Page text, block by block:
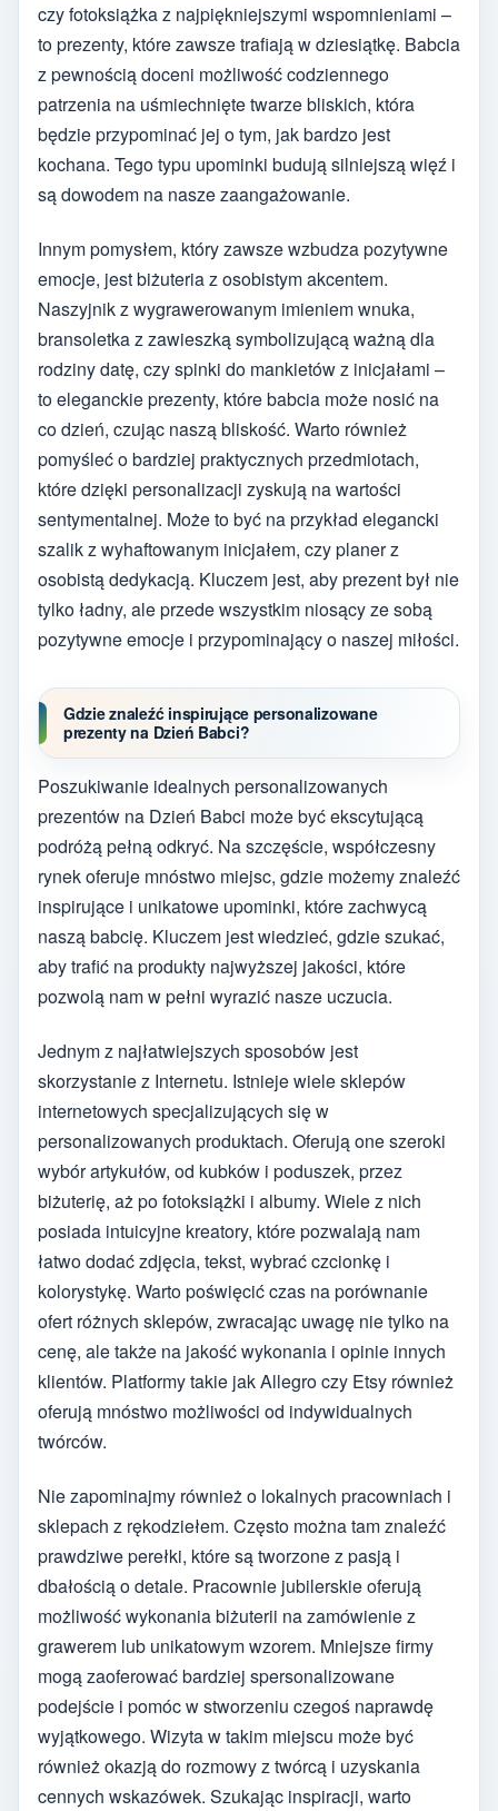
czy fotoksiążka z najpiękniejszymi wspomnieniami –
to prezenty, które zawsze trafiają w dziesiątkę. Babcia
z pewnością doceni możliwość codziennego
patrzenia na uśmiechnięte twarze bliskich, która
będzie przypominać jej o tym, jak bardzo jest
kochana. Tego typu upominki budują silniejszą więź i
są dowodem na nasze zaangażowanie.
Innym pomysłem, który zawsze wzbudza pozytywne
emocje, jest biżuteria z osobistym akcentem.
Naszyjnik z wygrawerowanym imieniem wnuka,
bransoletka z zawieszką symbolizującą ważną dla
rodziny datę, czy spinki do mankietów z inicjałami –
to eleganckie prezenty, które babcia może nosić na
co dzień, czując naszą bliskość. Warto również
pomyśleć o bardziej praktycznych przedmiotach,
które dzięki personalizacji zyskują na wartości
sentymentalnej. Może to być na przykład elegancki
szalik z wyhaftowanym inicjałem, czy planer z
osobistą dedykacją. Kluczem jest, aby prezent był nie
tylko ładny, ale przede wszystkim niosący ze sobą
pozytywne emocje i przypominający o naszej miłości.
Gdzie znaleźć inspirujące personalizowane
prezenty na Dzień Babci?
Poszukiwanie idealnych personalizowanych
prezentów na Dzień Babci może być ekscytującą
podróżą pełną odkryć. Na szczęście, współczesny
rynek oferuje mnóstwo miejsc, gdzie możemy znaleźć
inspirujące i unikatowe upominki, które zachwycą
naszą babcię. Kluczem jest wiedzieć, gdzie szukać,
aby trafić na produkty najwyższej jakości, które
pozwolą nam w pełni wyrazić nasze uczucia.
Jednym z najłatwiejszych sposobów jest
skorzystanie z Internetu. Istnieje wiele sklepów
internetowych specjalizujących się w
personalizowanych produktach. Oferują one szeroki
wybór artykułów, od kubków i poduszek, przez
biżuterię, aż po fotoksiążki i albumy. Wiele z nich
posiada intuicyjne kreatory, które pozwalają nam
łatwo dodać zdjęcia, tekst, wybrać czcionkę i
kolorystykę. Warto poświęcić czas na porównanie
ofert różnych sklepów, zwracając uwagę nie tylko na
cenę, ale także na jakość wykonania i opinie innych
klientów. Platformy takie jak Allegro czy Etsy również
oferują mnóstwo możliwości od indywidualnych
twórców.
Nie zapominajmy również o lokalnych pracowniach i
sklepach z rękodziełem. Często można tam znaleźć
prawdziwe perełki, które są tworzone z pasją i
dbałością o detale. Pracownie jubilerskie oferują
możliwość wykonania biżuterii na zamówienie z
grawerem lub unikatowym wzorem. Mniejsze firmy
mogą zaoferować bardziej spersonalizowane
podejście i pomóc w stworzeniu czegoś naprawdę
wyjątkowego. Wizyta w takim miejscu może być
również okazją do rozmowy z twórcą i uzyskania
cennych wskazówek. Szukając inspiracji, warto